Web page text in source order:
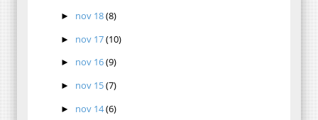
► nov 18(8)
► nov 17(10)
► nov 16(9)
► nov 15(7)
► nov 14(6)